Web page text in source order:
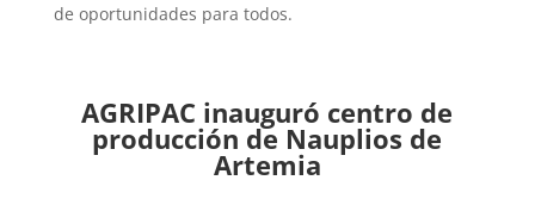
de oportunidades para todos.
AGRIPAC inauguró centro de
producción de Nauplios de
Artemia